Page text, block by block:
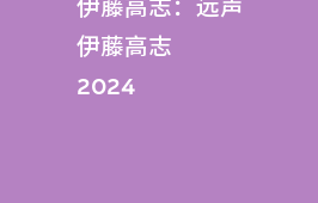
伊藤高志：远声
伊藤高志
2024